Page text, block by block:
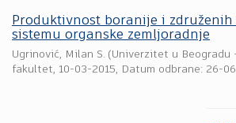
Produktivnost boranije i združenih
sistemu organske zemljoradnje
Ugrinović, Milan S. (Univerzitet u Beogradu
fakultet, 10-03-2015, Datum odbrane: 26-